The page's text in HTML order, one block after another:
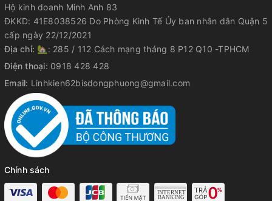
Hộ kinh doanh Minh Anh 83
ĐKKD: 41E8038526 Do Phòng Kinh Tế Ủy ban nhân dân Quận 5
cấp ngày 22/12/2021
Địa chỉ: 🏡: 285 / 112 Cách mạng tháng 8 P12 Q10 -TPHCM
Điện thoại: 0918 428 428
Email: Linhkien62bisdongphuong@gmail.com
Chính sách